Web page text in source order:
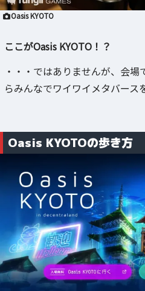
Oasis KYOTO
ここがOasis KYOTO！？
・・・ではありませんが、会
らみんなでワイワイメタバース
Oasis KYOTOの歩き方